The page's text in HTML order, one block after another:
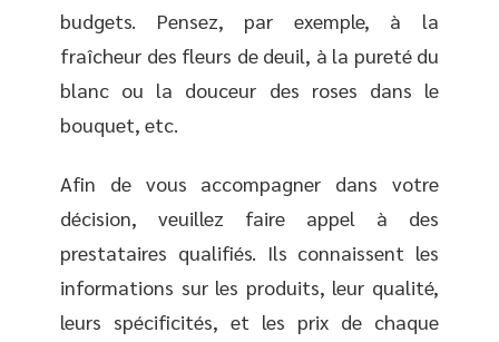
budgets. Pensez, par exemple, à la
fraîcheur des fleurs de deuil, à la pureté du
blanc ou la douceur des roses dans le
bouquet, etc.
Afin de vous accompagner dans votre
décision, veuillez faire appel à des
prestataires qualifiés. Ils connaissent les
informations sur les produits, leur qualité,
leurs spécificités, et les prix de chaque